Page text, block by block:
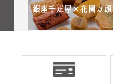
銀座千疋屋×花園万頭